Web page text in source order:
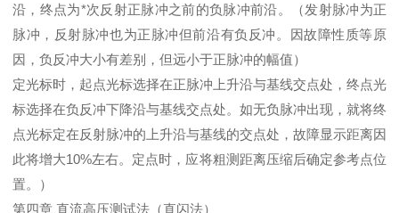
沿，终点为*次反射正脉冲之前的负脉冲前沿。（发射脉冲为正
脉冲，反射脉冲也为正脉冲但前沿有负反冲。因故障性质等原
因，负反冲大小有差别，但远小于正脉冲的幅值）
定光标时，起点光标选择在正脉冲上升沿与基线交点处，终点光
标选择在负反冲下降沿与基线交点处。如无负脉冲出现，就将终
点光标定在反射脉冲的上升沿与基线的交点处，故障显示距离因
此将增大10%左右。定点时，应将粗测距离压缩后确定参考点位
置。）
第四章 直流高压测试法（直闪法）